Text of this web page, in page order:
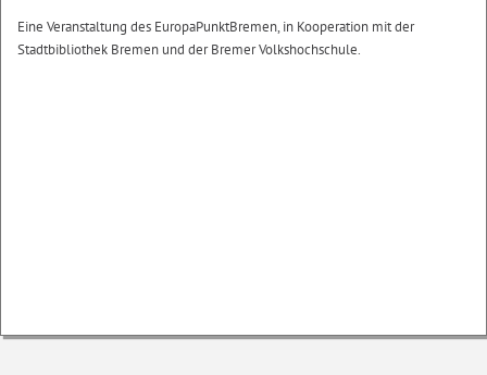
Eine Veranstaltung des EuropaPunktBremen, in Kooperation mit der
Stadtbibliothek Bremen und der Bremer Volkshochschule.